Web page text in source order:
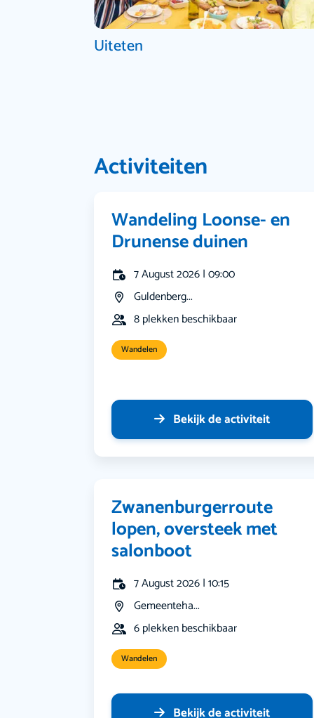
Uiteten
Activiteiten
Wandeling Loonse- en
Drunense duinen
7 August 2026 | 09:00
Guldenberg...
8 plekken beschikbaar
Wandelen
Bekijk de activiteit
Zwanenburgerroute
lopen, oversteek met
salonboot
7 August 2026 | 10:15
Gemeenteha...
6 plekken beschikbaar
Wandelen
Bekijk de activiteit